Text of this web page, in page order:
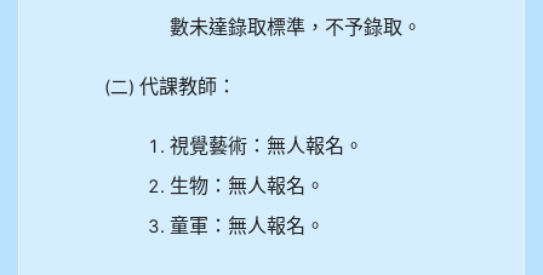
數未達錄取標準，不予錄取。
(二) 代課教師：
視覺藝術：無人報名。
生物：無人報名 。
童軍：無人報名 。